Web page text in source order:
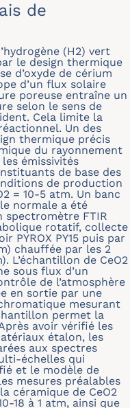
de
(H2) vert
le design thermique
d’oxyde de cérium
d’un flux solaire
poreuse entraîne un
selon le sens de
Cela limite la
Un des
thermique précis
du rayonnement
émissivités
de base des
de production
= 10-5 atm. Un banc
normale a été
spectromètre FTIR
rotatif, collecte
PYROX PY15 puis par
chauffée par les 2
L’échantillon de CeO2
sous flux d’un
de l’atmosphère
en sortie par une
mesurant
permet la
avoir vérifié les
étalon, les
aux spectres
échelles qui
et le modèle de
mesures préalables
céramique de CeO2
18 à 1 atm, ainsi que